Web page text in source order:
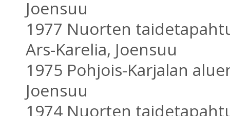
Joensuu
1977 Nuorten
Ars-Karelia, Joensuu
1975 Pohjois-Karjalan
Joensuu
1974 Nuorten